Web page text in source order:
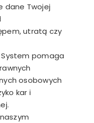
dane Twojej
utratą czy
System pomaga
osobowych
kar i